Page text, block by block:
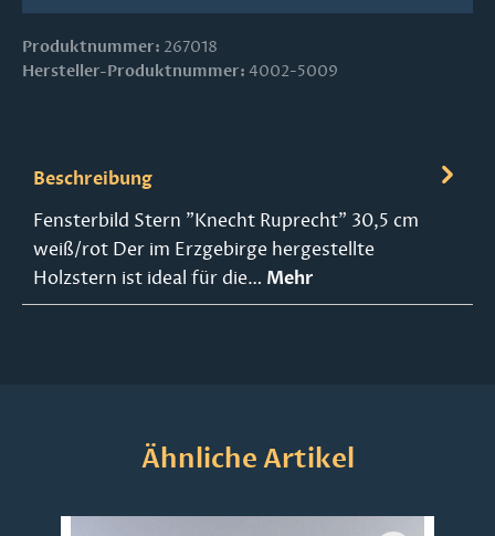
Produktnummer: 267018
Hersteller-Produktnummer: 4002-5009
Beschreibung
Fensterbild Stern "Knecht Ruprecht" 30,5 cm
weiß/rot Der im Erzgebirge hergestellte
Holzstern ist ideal für die… Mehr
Produktgalerie überspringen
Ähnliche Artikel